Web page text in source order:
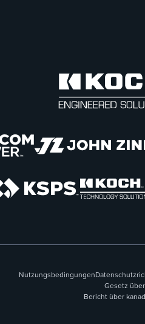
Nutzungsbedingungen
Gesetz
Bericht über